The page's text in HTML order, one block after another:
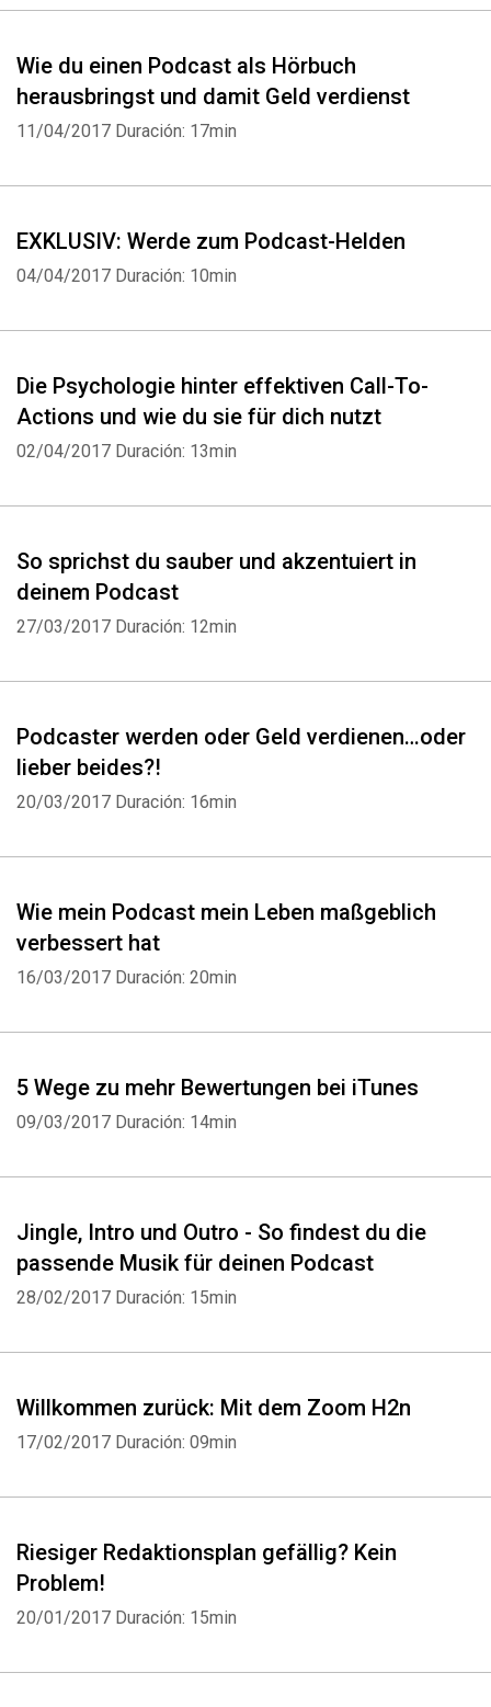
Wie du einen Podcast als Hörbuch
herausbringst und damit Geld verdienst
11/04/2017 Duración: 17min
EXKLUSIV: Werde zum Podcast-Helden
04/04/2017 Duración: 10min
Die Psychologie hinter effektiven Call-To-
Actions und wie du sie für dich nutzt
02/04/2017 Duración: 13min
So sprichst du sauber und akzentuiert in
deinem Podcast
27/03/2017 Duración: 12min
Podcaster werden oder Geld verdienen…oder
lieber beides?!
20/03/2017 Duración: 16min
Wie mein Podcast mein Leben maßgeblich
verbessert hat
16/03/2017 Duración: 20min
5 Wege zu mehr Bewertungen bei iTunes
09/03/2017 Duración: 14min
Jingle, Intro und Outro - So findest du die
passende Musik für deinen Podcast
28/02/2017 Duración: 15min
Willkommen zurück: Mit dem Zoom H2n
17/02/2017 Duración: 09min
Riesiger Redaktionsplan gefällig? Kein
Problem!
20/01/2017 Duración: 15min